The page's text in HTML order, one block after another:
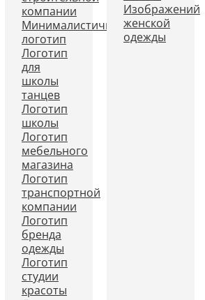
компании
Минималистичный
логотип
Логотип
для
школы
танцев
Логотип
школы
Логотип
мебельного
магазина
Логотип
транспортной
компании
Логотип
бренда
одежды
Логотип
студии
красоты
Изображений
женской
одежды